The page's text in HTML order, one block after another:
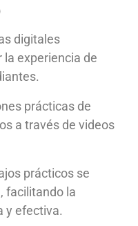
digitales
experiencia de
prácticas de
a través de videos
prácticos se
facilitando la
y efectiva.